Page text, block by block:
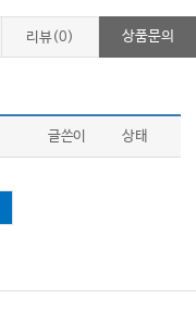
리뷰(0) 상품문의
글쓴이 상태